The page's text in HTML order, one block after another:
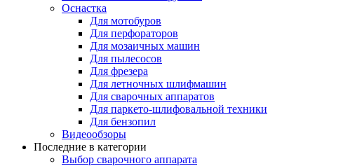
Оснастка
Для мотобуров
Для перфораторов
Для мозаичных машин
Для пылесосов
Для фрезера
Для летночных шлифмашин
Для сварочных аппаратов
Для паркето-шлифовальной техники
Для бензопил
Видеообзоры
Последние в категории
Выбор сварочного аппарата